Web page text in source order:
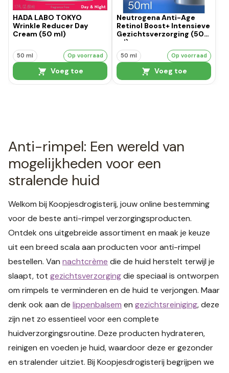
HADA LABO TOKYO
Wrinkle Reducer Day
Cream (50 ml)
50 ml Op voorraad
Voeg toe
Neutrogena Anti-Age
Retinol Boost+ Intensieve
Gezichtsverzorging (50
ml)
50 ml Op voorraad
Voeg toe
Anti-rimpel: Een wereld van
mogelijkheden voor een
stralende huid
Welkom bij Koopjesdrogisterij, jouw online bestemming
voor de beste anti-rimpel verzorgingsproducten.
Ontdek ons uitgebreide assortiment en maak je keuze
uit een breed scala aan producten voor anti-rimpel
bestellen. Van nachtcrème die de huid herstelt terwijl je
slaapt, tot gezichtsverzorgingdie speciaal is ontworpen
om rimpels te verminderen en de huid te verjongen. Maar
denk ook aan de lippenbalsem en gezichtsreiniging, deze
zijn net zo essentieel voor een complete
huidverzorgingsroutine. Deze producten hydrateren,
reinigen en voeden je huid, waardoor deze er gezonder
en stralender uitziet. Bij Koopjesdrogisterij begrijpen we